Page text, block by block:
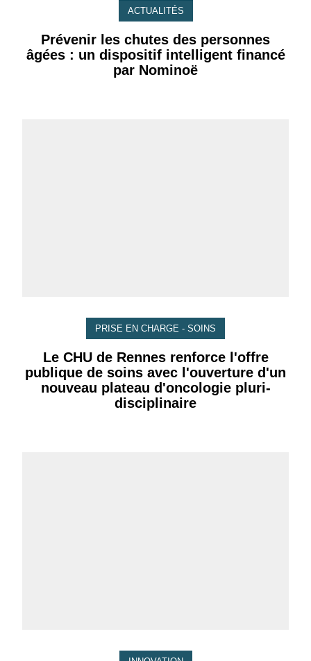
ACTUALITÉS
Prévenir les chutes des personnes
âgées : un dispositif intelligent financé
par Nominoë
PRISE EN CHARGE - SOINS
Le CHU de Rennes renforce l'offre
publique de soins avec l'ouverture d'un
nouveau plateau d'oncologie pluri-
disciplinaire